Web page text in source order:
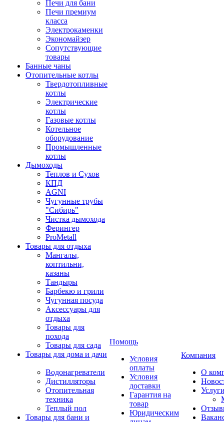
Печи для бани
Печи премиум
класса
Электрокаменки
Экономайзер
Сопутствующие
товары
Банные чаны
Отопительные котлы
Твердотопливные
котлы
Электрические
котлы
Газовые котлы
Котельное
оборудование
Промышленные
котлы
Дымоходы
Теплов и Сухов
КПД
AGNI
Чугунные трубы
"Сибирь"
Чистка дымохода
Ферингер
ProMetall
Товары для отдыха
Мангалы,
коптильни,
казаны
Тандыры
Барбекю и грили
Чугунная посуда
Аксессуары для
отдыха
Товары для
похода
Товары для сада
Товары для дома и дачи
Водонагреватели
Дистилляторы
Отопительная
техника
Теплый пол
Товары для бани и
Помощь
Условия
оплаты
Условия
доставки
Гарантия на
товар
Юридическим
Компания
О